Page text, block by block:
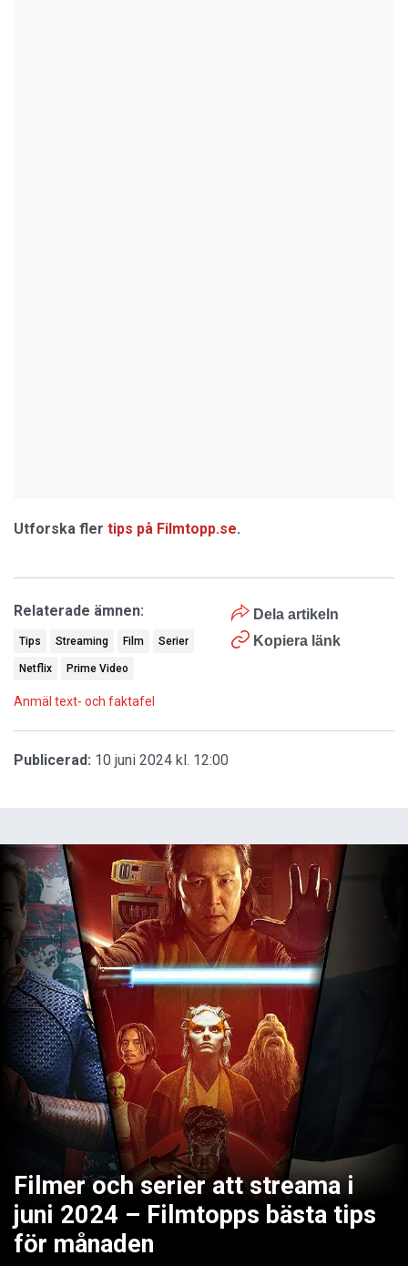
Utforska fler tips på Filmtopp.se.
Dela artikeln
Kopiera länk
Relaterade ämnen:
Tips Streaming Film Serier
Netflix Prime Video
Anmäl text- och faktafel
Publicerad: 10 juni 2024 kl. 12:00
Filmer och serier att streama i
juni 2024 – Filmtopps bästa tips
för månaden